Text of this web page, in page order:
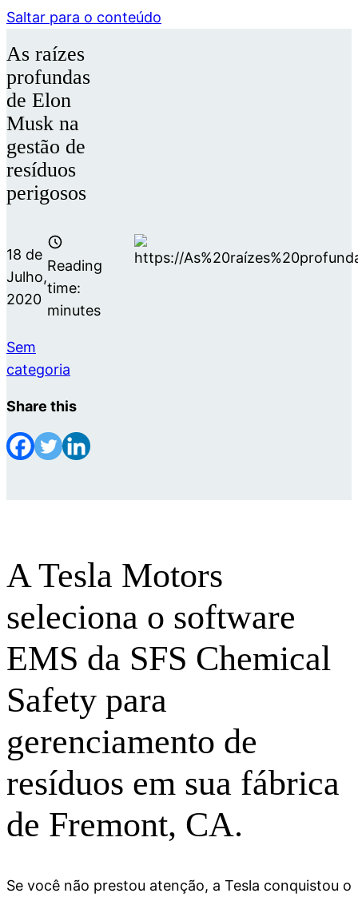
Saltar para o conteúdo
As raízes
profundas
de Elon
Musk na
gestão de
resíduos
perigosos
18 de
Julho,
2020
Reading
time:
minutes
Sem
categoria
Share this
A Tesla Motors
seleciona o software
EMS da SFS Chemical
Safety para
gerenciamento de
resíduos em sua fábrica
de Fremont, CA.
Se você não prestou atenção, a Tesla conquistou o